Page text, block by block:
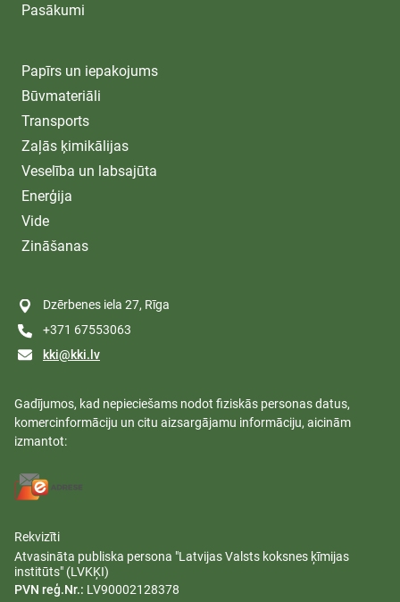
Pasākumi
Papīrs un iepakojums
Būvmateriāli
Transports
Zaļās ķimikālijas
Veselība un labsajūta
Enerģija
Vide
Zināšanas
Dzērbenes iela 27, Rīga
+371 67553063
kki@kki.lv
Gadījumos, kad nepieciešams nodot fiziskās personas datus,
komercinformāciju un citu aizsargājamu informāciju, aicinām
izmantot:
Rekvizīti
Atvasināta publiska persona "Latvijas Valsts koksnes ķīmijas
institūts" (LVKĶI)
PVN reģ.Nr.: LV90002128378